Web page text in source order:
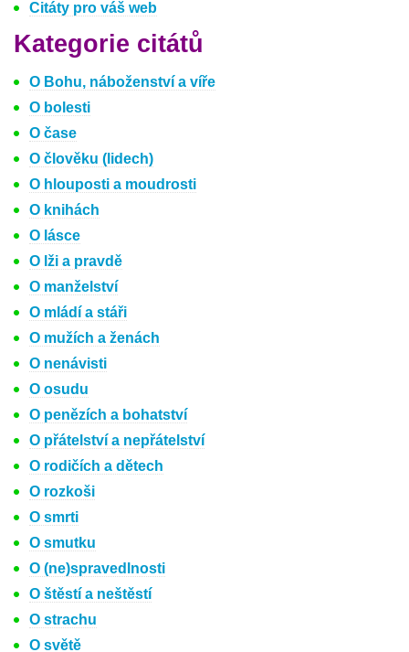
Citáty pro váš web
Kategorie citátů
O Bohu, náboženství a víře
O bolesti
O čase
O člověku (lidech)
O hlouposti a moudrosti
O knihách
O lásce
O lži a pravdě
O manželství
O mládí a stáři
O mužích a ženách
O nenávisti
O osudu
O penězích a bohatství
O přátelství a nepřátelství
O rodičích a dětech
O rozkoši
O smrti
O smutku
O (ne)spravedlnosti
O štěstí a neštěstí
O strachu
O světě